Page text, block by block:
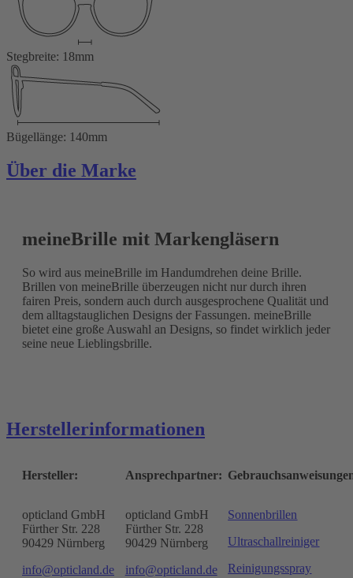
Stegbreite: 18mm
Bügellänge: 140mm
Über die Marke
meineBrille mit Markengläsern
So wird aus meineBrille im Handumdrehen deine Brille.
Brillen von meineBrille überzeugen nicht nur durch ihren
fairen Preis, sondern auch durch ausgesprochene Qualität und
dem alltagstauglichen Designs der Fassungen. meineBrille
bietet eine große Auswahl an Designs, so findet wirklich jeder
seine neue Lieblingsbrille.
Herstellerinformationen
Hersteller:
opticland GmbH
Fürther Str. 228
90429 Nürnberg
info@opticland.de
Ansprechpartner:
opticland GmbH
Fürther Str. 228
90429 Nürnberg
info@opticland.de
Sonnenbrillen
Ultraschallreiniger
Reinigungsspray